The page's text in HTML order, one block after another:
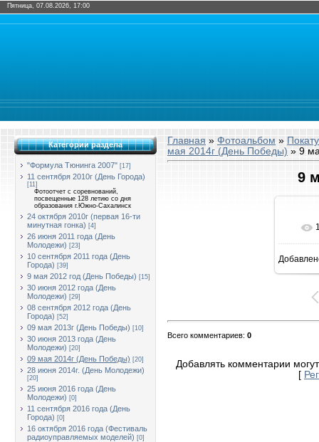
Пятница, 07.08.2026, 17:00
Категории раздела
"Формула Тюнинга 2007" [17]
11 сентября 2010г (День Города)
[11]
Фотоотчет с соревнований,
посвещенные 128 летию со дня
образования г.Южно-Сахалинск
24 октября 2010г (первая 16-ти
минутная гонка) [4]
26 июня 2011 года (День
Молодежи) [23]
10 сентября 2011 года (День
Города) [39]
9 мая 2012 год (День Победы) [15]
30 июня 2012 года (День
Молодежи) [29]
08 сентября 2012 года (День
Города) [52]
09 мая 2013г (День Победы) [10]
30 июня 2013 года (День
Молодежи) [20]
09 мая 2014г (День Победы) [20]
28 июня 2014г. (День Молодежи)
[20]
25 июня 2016 года (День
Молодежи) [0]
11 сентября 2016 года (День
Города) [0]
16 октября 2016 года (Фестиваль
радиоуправляемых моделей) [0]
Главная » Фотоальбом »
мая 2014г (День Победы) » 9
9
Всего комментариев: 0
Добавлять комментарии
[